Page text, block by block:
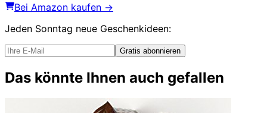
Bei Amazon kaufen →
Jeden Sonntag neue Geschenkideen:
Gratis abonnieren
Das könnte Ihnen auch gefallen